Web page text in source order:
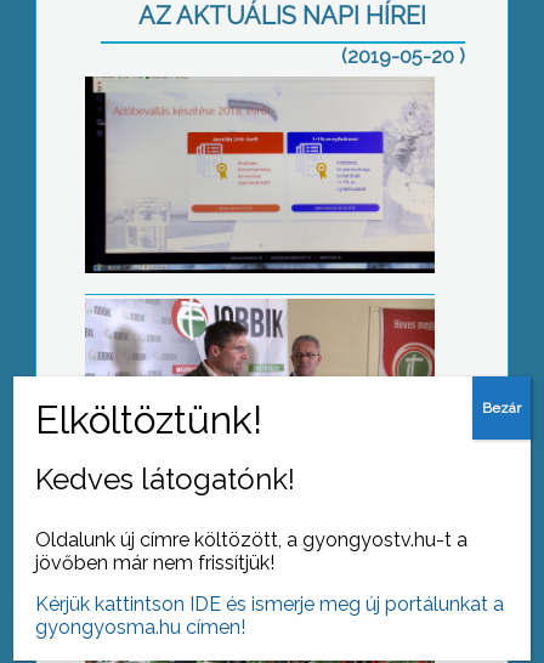
AZ AKTUÁLIS NAPI HÍREI
(2019-05-20 )
A be- és elvándorlásról
Bor- és katonadal fesztivál
Rákóczi-gála
Kedves látogatónk!
Oldalunk új címre költözött, a gyongyostv.hu-t a
jövőben már nem frissítjük!
Kérjük kattintson IDE és ismerje meg új portálunkat a
gyongyosma.hu címen!